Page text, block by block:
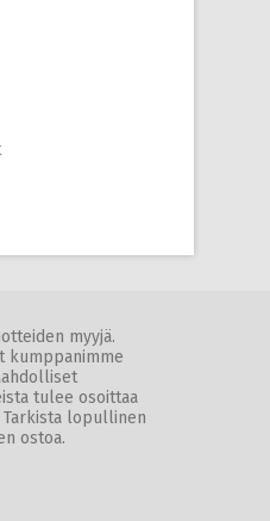
myyjä.
kumppanimme
tulee osoittaa
lopullinen
ostoa.